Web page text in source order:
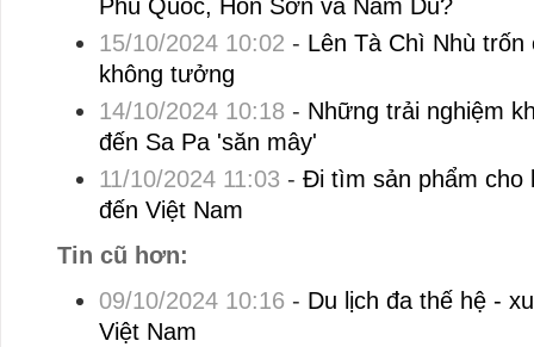
Phú Quốc, Hòn Sơn và Nam Du?
15/10/2024 10:02 - Lên Tà Chì Nhù trốn
không tưởng
14/10/2024 10:18 - Những trải nghiệm
đến Sa Pa 'săn mây'
11/10/2024 11:03 - Đi tìm sản phẩm cho
đến Việt Nam
Tin cũ hơn:
09/10/2024 10:16 - Du lịch đa thế hệ -
Việt Nam